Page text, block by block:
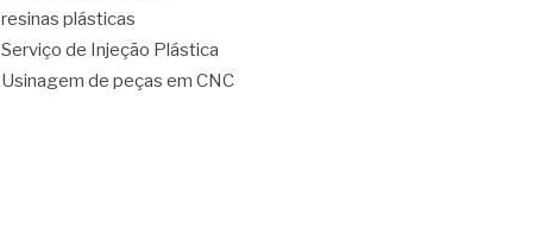
resinas plásticas
Serviço de Injeção Plástica
Usinagem de peças em CNC